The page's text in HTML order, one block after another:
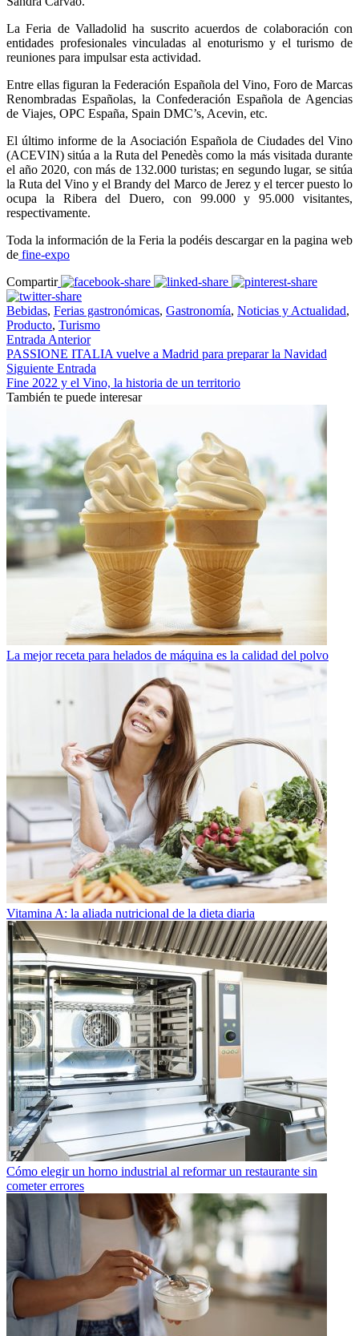
La Feria de Valladolid ha suscrito acuerdos de colaboración con
entidades profesionales vinculadas al enoturismo y el turismo de
reuniones para impulsar esta actividad.
Entre ellas figuran la Federación Española del Vino, Foro de Marcas
Renombradas Españolas, la Confederación Española de Agencias
de Viajes, OPC España, Spain DMC’s, Acevin, etc.
El último informe de la Asociación Española de Ciudades del Vino
(ACEVIN) sitúa a la Ruta del Penedès como la más visitada durante
el año 2020, con más de 132.000 turistas; en segundo lugar, se sitúa
la Ruta del Vino y el Brandy del Marco de Jerez y el tercer puesto lo
ocupa la Ribera del Duero, con 99.000 y 95.000 visitantes,
respectivamente.
Toda la información de la Feria la podéis descargar en la pagina web
de fine-expo
Compartir
Bebidas, Ferias gastronómicas, Gastronomía, Noticias y Actualidad,
Producto, Turismo
Entrada Anterior
PASSIONE ITALIA vuelve a Madrid para preparar la Navidad
Siguiente Entrada
Fine 2022 y el Vino, la historia de un territorio
También te puede interesar
La mejor receta para helados de máquina es la calidad del polvo
Vitamina A: la aliada nutricional de la dieta diaria
Cómo elegir un horno industrial al reformar un restaurante sin
cometer errores